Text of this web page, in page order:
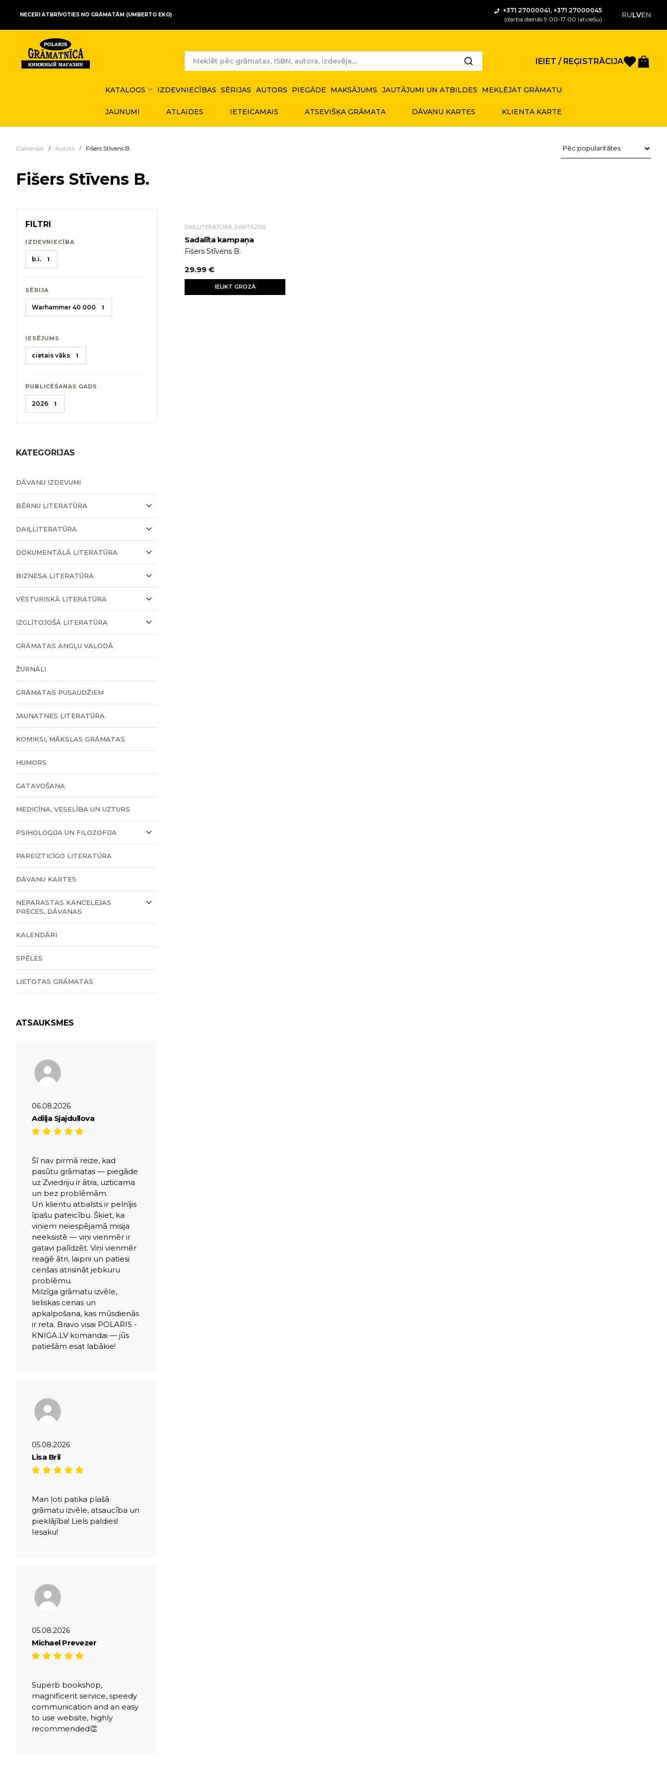
NECERI ATBRĪVOTIES NO GRĀMATĀM (UMBERTO EKO)
+371 27000041, +371 27000045
(darba dienās 9:00-17:00 latviešu)
RULVEN
IEIET / REĢISTRĀCIJA
KATALOGS IZDEVNIECĪBAS SĒRIJAS AUTORS PIEGĀDE MAKSĀJUMS JAUTĀJUMI UN ATBILDES MEKLĒJAT GRĀMATU
JAUNUMI ATLAIDES IETEICAMAIS ATSEVIŠĶA GRĀMATA DĀVANU KARTES KLIENTA KARTE
Galvenais Autors Fišers Stīvens B.
Fišers Stīvens B.
FILTRI
IZDEVNIECĪBA
b.i. 1
SĒRIJA
Warhammer 40 000 1
IESĒJUMS
cietais vāks 1
PUBLICĒŠANAS GADS
2026 1
KATEGORIJAS
DĀVANU IZDEVUMI
BĒRNU LITERATŪRA
DAIĻLITERATŪRA
DOKUMENTĀLĀ LITERATŪRA
BIZNESA LITERATŪRA
VĒSTURISKĀ LITERATŪRA
IZGLĪTOJOŠĀ LITERATŪRA
GRĀMATAS ANGĻU VALODĀ
ŽURNĀLI
GRĀMATAS PUSAUDŽIEM
JAUNATNES LITERATŪRA
KOMIKSI, MĀKSLAS GRĀMATAS
HUMORS
GATAVOŠANA
MEDICĪNA, VESELĪBA UN UZTURS
PSIHOLOĢIJA UN FILOZOFIJA
PAREIZTICĪGO LITERATŪRA
DĀVANU KARTES
NEPARASTAS KANCELEJAS
PRECES, DĀVANAS
KALENDĀRI
SPĒLES
LIETOTAS GRĀMATAS
ATSAUKSMES
06.08.2026
Adilja Sjajdullova
Šī nav pirmā reize, kad
pasūtu grāmatas — piegāde
uz Zviedriju ir ātra, uzticama
un bez problēmām.
Un klientu atbalsts ir pelnījis
īpašu pateicību. Šķiet, ka
viņiem neiespējamā misija
neeksistē — viņi vienmēr ir
gatavi palīdzēt. Viņi vienmēr
reaģē ātri, laipni un patiesi
cenšas atrisināt jebkuru
problēmu.
Milzīga grāmatu izvēle,
lieliskas cenas un
apkalpošana, kas mūsdienās
ir reta. Bravo visai POLARIS -
KNIGA.LV komandai — jūs
patiešām esat labākie!
05.08.2026
Lisa Bril
Man ļoti patika plašā
grāmatu izvēle, atsaucība un
pieklājība! Liels paldies!
Iesaku!
05.08.2026
Michael Prevezer
Superb bookshop,
magnificent service, speedy
communication and an easy
to use website, highly
recommended👏
DAIĻLITERATŪRA, FANTĀZIJA
Sadalīta kampaņa
Fišers Stīvens B.
29.99 €
IELIKT GROZĀ